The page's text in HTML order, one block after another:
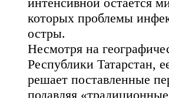
которых проблемы
остры.
Несмотря на
Республики Татарстан,
решает поставленные
подавляя